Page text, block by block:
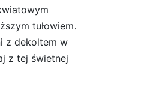
tułowiem.
z dekoltem w
z tej świetnej